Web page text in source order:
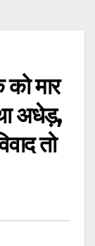
मार
अधेड़,
तो